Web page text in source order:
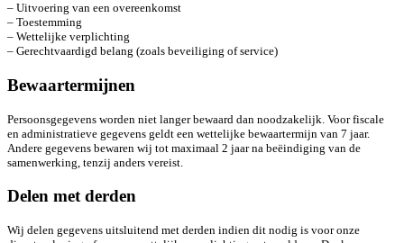
– Uitvoering van een overeenkomst
– Toestemming
– Wettelijke verplichting
– Gerechtvaardigd belang (zoals beveiliging of service)
Bewaartermijnen
Persoonsgegevens worden niet langer bewaard dan noodzakelijk. Voor fiscale
en administratieve gegevens geldt een wettelijke bewaartermijn van 7 jaar.
Andere gegevens bewaren wij tot maximaal 2 jaar na beëindiging van de
samenwerking, tenzij anders vereist.
Delen met derden
Wij delen gegevens uitsluitend met derden indien dit nodig is voor onze